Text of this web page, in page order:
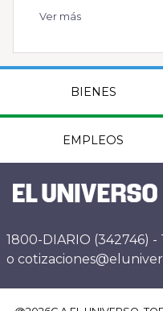
Ver más
BIENES
EMPLEOS
1800-DIARIO (342746)
o